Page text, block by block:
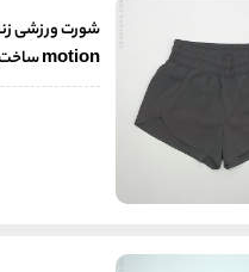
motion ساخت ویتنام